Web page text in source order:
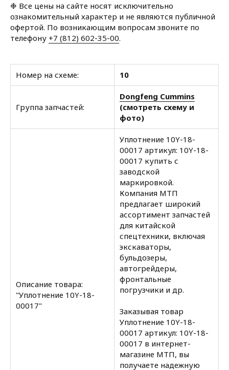
❉ Все цены на сайте носят исключительно
ознакомительный характер и не являются публичной
офертой. По возникающим вопросам звоните по
телефону +7 (812) 602-35-00.
Номер на схеме: 10
Группа запчастей:
Dongfeng Cummins
(смотреть схему и
фото)
Описание товара:
"Уплотнение 10Y-18-
00017"
Уплотнение 10Y-18-
00017 артикул: 10Y-18-
00017 купить с
заводской
маркировкой.
Компания МТП
предлагает широкий
ассортимент запчастей
для китайской
спецтехники, включая
экскаваторы,
бульдозеры,
автогрейдеры,
фронтальные
погрузчики и др.
Заказывая товар
Уплотнение 10Y-18-
00017 артикул: 10Y-18-
00017 в интернет-
магазине МТП, вы
получаете надежную